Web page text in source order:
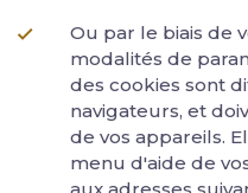
Ou par le biais de
modalités de
des cookies sont
navigateurs, et
de vos appareils.
menu d'aide de